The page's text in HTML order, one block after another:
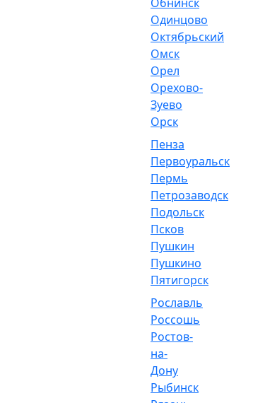
Одинцово
Октябрьский
Омск
Орел
Орехово-
Зуево
Орск
Пенза
Первоуральск
Пермь
Петрозаводск
Подольск
Псков
Пушкин
Пушкино
Пятигорск
Рославль
Россошь
Ростов-
на-
Дону
Рыбинск